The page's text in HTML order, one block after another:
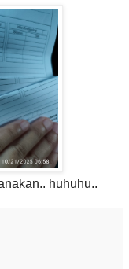
huhuhu..